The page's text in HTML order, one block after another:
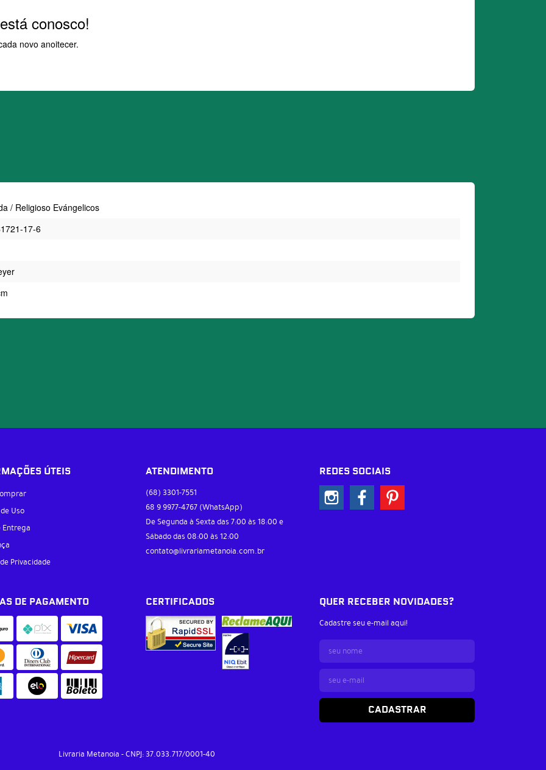
conosco!
novo anoitecer.
/ Religioso Evángelicos
17-6
ÚTEIS
Uso
Entrega
Privacidade
ATENDIMENTO
(68) 3301-7551
68 9 9977-4767 (WhatsApp)
De Segunda à Sexta das 7:00 às 18:00 e
Sábado das 08:00 às 12:00
contato@livrariametanoia.com.br
REDES SOCIAIS
DE PAGAMENTO CERTIFICADOS QUER RECEBER NOVIDADES?
Cadastre seu e-mail aqui!
CADASTRAR
Livraria Metanoia CNPJ: 37.033.717/0001-40